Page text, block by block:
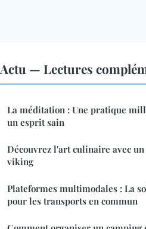
Actu — Lectures
La méditation : Une pratique
un esprit sain
Découvrez l'art culinaire avec un
viking
Plateformes multimodales : La
pour les transports en commun